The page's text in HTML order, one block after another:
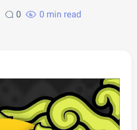
0 0 min read